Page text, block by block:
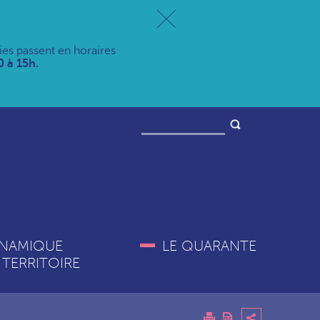
passent en horaires
à 15h.
LE QUARANTE